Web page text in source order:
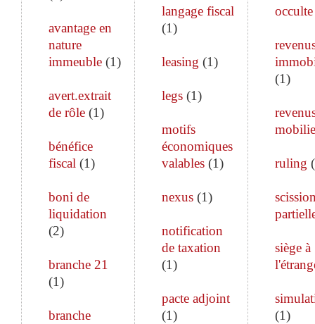
avantage en
nature
immeuble (1)
avert.extrait
de rôle (1)
bénéfice
fiscal (1)
boni de
liquidation
(2)
branche 21
(1)
branche
langage fiscal
(1)
leasing (1)
legs(1)
motifs
économiques
valables(1)
nexus(1)
notification
de taxation
(1)
pacte adjoint
(1)
occulte
(1)
ruling (
siège à
(1)